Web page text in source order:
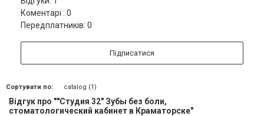
Коментарі : 0
Передплатників: 0
Підписатися
Сортувати по: catalog (1)
Відгук про ""Студия 32" Зубы без боли,
стоматологический кабинет в Краматорске"